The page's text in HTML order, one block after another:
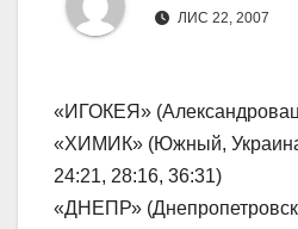
ЛИС 22, 2007
«ИГОКЕЯ»
«ХИМИК» (Южный,
24:21, 28:16, 36:31)
«ДНЕПР»